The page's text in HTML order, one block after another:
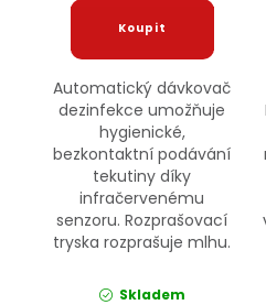
Automatický dávkovač
dezinfekce umožňuje
hygienické,
bezkontaktní podávání
tekutiny díky
infračervenému
senzoru. Rozprašovací
tryska rozprašuje mlhu.
Skladem